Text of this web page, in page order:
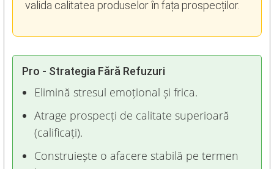
valida calitatea produselor în fața prospecților.
Pro - Strategia Fără Refuzuri
Elimină stresul emoțional și frica.
Atrage prospecți de calitate superioară
(calificați).
Construiește o afacere stabilă pe termen